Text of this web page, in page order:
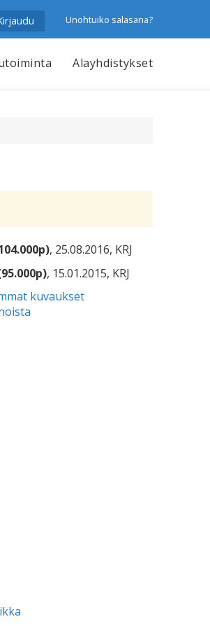
Unohtuiko salasana?
Alayhdistykset
, 25.08.2016, KRJ
, 15.01.2015, KRJ
kuvaukset